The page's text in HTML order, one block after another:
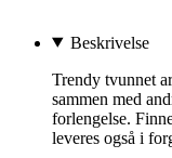
Beskrivelse
Trendy tvunnet
sammen med
forlengelse.
leveres også i